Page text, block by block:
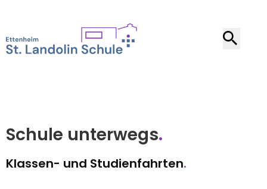
Schule unterwegs.
Klassen- und Studienfahrten.